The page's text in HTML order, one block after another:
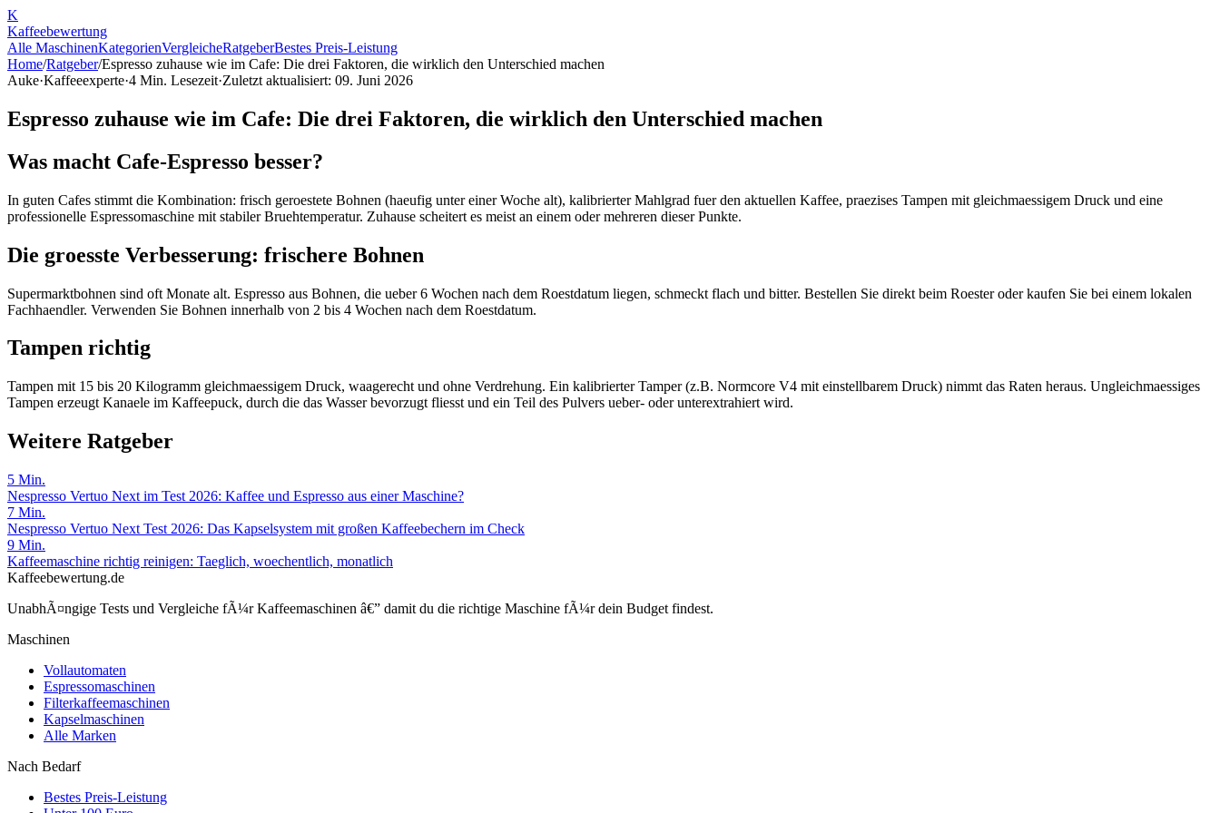
K
Kaffeebewertung
Alle MaschinenKategorienVergleicheRatgeberBestes Preis-Leistung
Home/Ratgeber/Espresso zuhause wie im Cafe: Die drei Faktoren, die wirklich den Unterschied machen
Auke·Kaffeeexperte·4 Min. Lesezeit·Zuletzt aktualisiert: 09. Juni 2026
Espresso zuhause wie im Cafe: Die drei Faktoren, die wirklich den Unterschied machen
Was macht Cafe-Espresso besser?
In guten Cafes stimmt die Kombination: frisch geroestete Bohnen (haeufig unter einer Woche alt), kalibrierter Mahlgrad fuer den aktuellen Kaffee, praezises Tampen mit gleichmaessigem Druck und eine
professionelle Espressomaschine mit stabiler Bruehtemperatur. Zuhause scheitert es meist an einem oder mehreren dieser Punkte.
Die groesste Verbesserung: frischere Bohnen
Supermarktbohnen sind oft Monate alt. Espresso aus Bohnen, die ueber 6 Wochen nach dem Roestdatum liegen, schmeckt flach und bitter. Bestellen Sie direkt beim Roester oder kaufen Sie bei einem lokalen
Fachhaendler. Verwenden Sie Bohnen innerhalb von 2 bis 4 Wochen nach dem Roestdatum.
Tampen richtig
Tampen mit 15 bis 20 Kilogramm gleichmaessigem Druck, waagerecht und ohne Verdrehung. Ein kalibrierter Tamper (z.B. Normcore V4 mit einstellbarem Druck) nimmt das Raten heraus. Ungleichmaessiges
Tampen erzeugt Kanaele im Kaffeepuck, durch die das Wasser bevorzugt fliesst und ein Teil des Pulvers ueber- oder unterextrahiert wird.
Weitere Ratgeber
5 Min.
Nespresso Vertuo Next im Test 2026: Kaffee und Espresso aus einer Maschine?
7 Min.
Nespresso Vertuo Next Test 2026: Das Kapselsystem mit großen Kaffeebechern im Check
9 Min.
Kaffeemaschine richtig reinigen: Taeglich, woechentlich, monatlich
Kaffeebewertung.de
UnabhÃ¤ngige Tests und Vergleiche fÃ¼r Kaffeemaschinen â€” damit du die richtige Maschine fÃ¼r dein Budget findest.
Maschinen
Vollautomaten
Espressomaschinen
Filterkaffeemaschinen
Kapselmaschinen
Alle Marken
Nach Bedarf
Bestes Preis-Leistung